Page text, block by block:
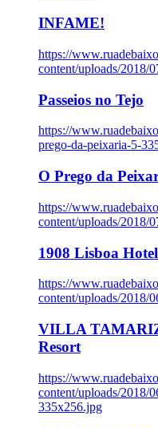
INFAME!
https://
content/uploads/2018/
Passeios no Tejo
https://
prego-da-peixaria-5-
O Prego da
https://
content/uploads/2018/
1908 Lisboa
https://
content/uploads/2018/
VILLA
Resort
https://
content/uploads/2018/
335x256.jpg